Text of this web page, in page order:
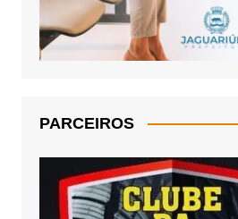
PARCEIROS